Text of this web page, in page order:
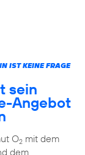
IST KEINE FRAGE
sein
Angebot
O2mit dem
dem